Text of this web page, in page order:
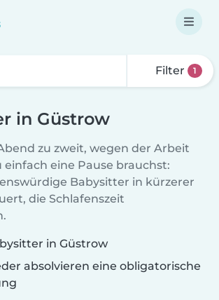
Filter 1
in Güstrow
zu zweit, wegen der Arbeit
eine Pause brauchst:
Babysitter in kürzerer
die Schlafenszeit
in Güstrow
absolvieren eine obligatorische